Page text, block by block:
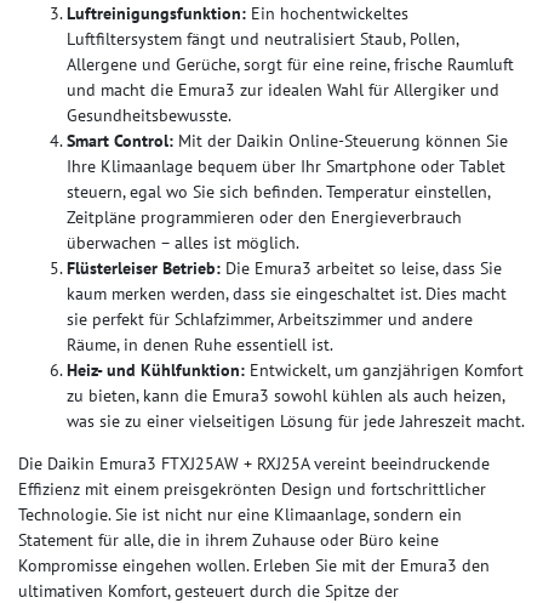
Luftreinigungsfunktion: Ein hochentwickeltes
Luftfiltersystem fängt und neutralisiert Staub, Pollen,
Allergene und Gerüche, sorgt für eine reine, frische Raumluft
und macht die Emura3 zur idealen Wahl für Allergiker und
Gesundheitsbewusste.
Smart Control: Mit der Daikin Online-Steuerung können Sie
Ihre Klimaanlage bequem über Ihr Smartphone oder Tablet
steuern, egal wo Sie sich befinden. Temperatur einstellen,
Zeitpläne programmieren oder den Energieverbrauch
überwachen – alles ist möglich.
Flüsterleiser Betrieb: Die Emura3 arbeitet so leise, dass Sie
kaum merken werden, dass sie eingeschaltet ist. Dies macht
sie perfekt für Schlafzimmer, Arbeitszimmer und andere
Räume, in denen Ruhe essentiell ist.
Heiz- und Kühlfunktion: Entwickelt, um ganzjährigen Komfort
zu bieten, kann die Emura3 sowohl kühlen als auch heizen,
was sie zu einer vielseitigen Lösung für jede Jahreszeit macht.
Die Daikin Emura3 FTXJ25AW + RXJ25A vereint beeindruckende
Effizienz mit einem preisgekrönten Design und fortschrittlicher
Technologie. Sie ist nicht nur eine Klimaanlage, sondern ein
Statement für alle, die in ihrem Zuhause oder Büro keine
Kompromisse eingehen wollen. Erleben Sie mit der Emura3 den
ultimativen Komfort, gesteuert durch die Spitze der